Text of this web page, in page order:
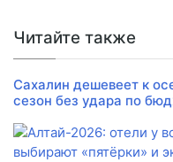
Читайте также
Сахалин дешевеет к
сезон без удара по